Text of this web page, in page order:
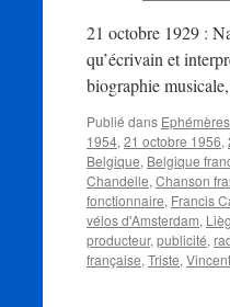
21 octobre 1929 :
qu’écrivain et
biographie
Publié dans
1954, 21 octobre 1956,
Belgique, Belgique
Chandelle, Chanson
fonctionnaire, Francis
vélos d'Amsterdam,
producteur, publicité,
française, Triste,